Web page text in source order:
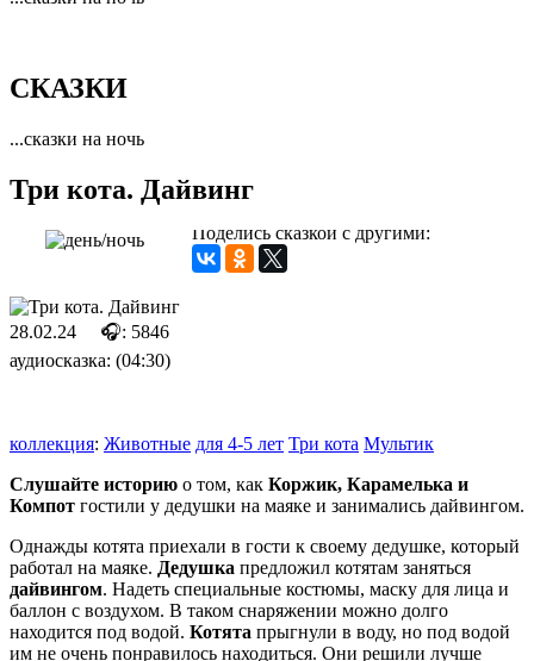
СКАЗКИ
...сказки на ночь
Три кота. Дайвинг
Поделись сказкой с другими:
28.02.24
🎧: 5846
аудиосказка: (04:30)
коллекция: Животные для 4-5 лет Три кота Мультик
Слушайте историю о том, как Коржик, Карамелька и
Компот гостили у дедушки на маяке и занимались дайвингом.
Однажды котята приехали в гости к своему дедушке, который
работал на маяке. Дедушка предложил котятам заняться
дайвингом. Надеть специальные костюмы, маску для лица и
баллон с воздухом. В таком снаряжении можно долго
находится под водой. Котята прыгнули в воду, но под водой
им не очень понравилось находиться. Они решили лучше